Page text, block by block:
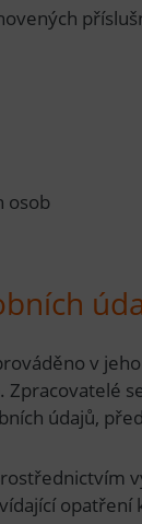
osob
v
údajů,
opatření